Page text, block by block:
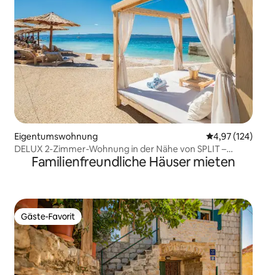
Eigentumswohnung
4,97 (124)
DELUX 2-Zimmer-Wohnung in der Nähe von SPLIT –
GOGAFamilienfreundliche Häuser mieten
Gäste-Favorit
Gäste-Favorit